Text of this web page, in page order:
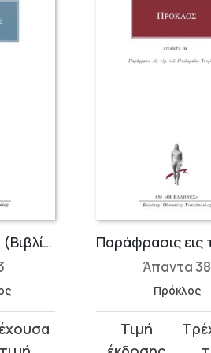
Ονειροκριτικά 3 (Βιβλία Γ΄-Ε΄)
Άπαντα 38
Πρόκλος
Original